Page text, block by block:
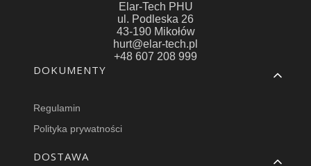
Elar-Tech PHU
ul. Podleska 26
43-190 Mikołów
hurt@elar-tech.pl
+48 607 208 999
Linki w stopce
DOKUMENTY
Regulamin
Polityka prywatności
DOSTAWA